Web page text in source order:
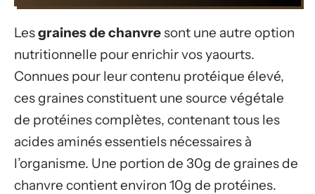
Lesgraines de chanvresont une autre option
nutritionnelle pour enrichir vos yaourts.
Connues pour leur contenu protéique élevé,
ces graines constituent une source végétale
de protéines complètes, contenant tous les
acides aminés essentiels nécessaires à
l’organisme. Une portion de 30g de graines de
chanvre contient environ 10g de protéines.